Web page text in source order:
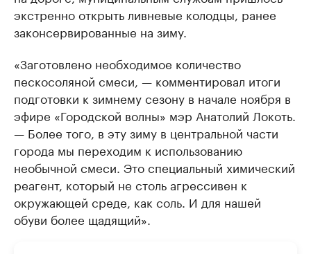
экстренно открыть ливневые колодцы, ранее
законсервированные на зиму.
«Заготовлено необходимое количество
пескосоляной смеси, — комментировал итоги
подготовки к зимнему сезону в начале ноября в
эфире «Городской волны» мэр Анатолий Локоть.
— Более того, в эту зиму в центральной части
города мы переходим к использованию
необычной смеси. Это специальный химический
реагент, который не столь агрессивен к
окружающей среде, как соль. И для нашей
обуви более щадящий».